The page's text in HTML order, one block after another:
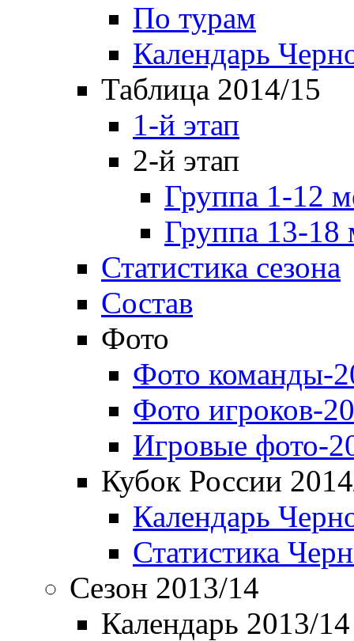
По турам
Календарь
Таблица 2014/15
1-й этап
2-й этап
Группа 1-12
Группа 13-18
Статистика сезона
Состав
Фото
Фото команды-
Фото игроков-
Игровые фото-
Кубок России
Календарь
Статистика
Сезон 2013/14
Календарь 2013/14